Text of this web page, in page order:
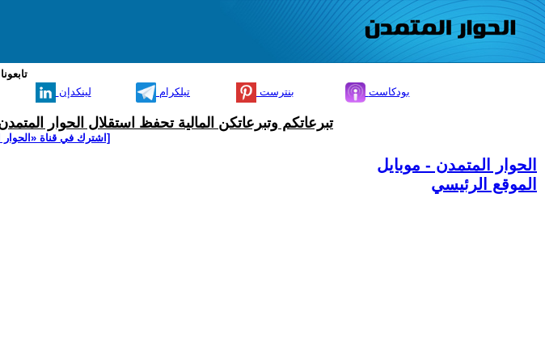
لينكدإن تيلكرام بنترست بودكاست
تبرعاتكم وتبرعاتكن المالية تحفظ استقلال الحوار
[اشترك في قناة ‫«الحوار
الحوار المتمدن - موبايل
الموقع الرئيسي